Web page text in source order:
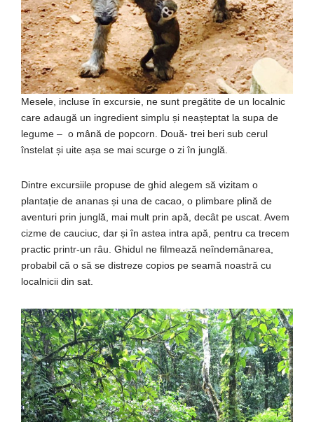
Mesele, incluse în excursie, ne sunt pregătite de un localnic
care adaugă un ingredient simplu și neașteptat la supa de
legume – o mână de popcorn. Două- trei beri sub cerul
înstelat și uite așa se mai scurge o zi în junglă.
Dintre excursiile propuse de ghid alegem să vizitam o
plantație de ananas și una de cacao, o plimbare plină de
aventuri prin junglă, mai mult prin apă, decât pe uscat. Avem
cizme de cauciuc, dar și în astea intra apă, pentru ca trecem
practic printr-un râu. Ghidul ne filmează neîndemânarea,
probabil că o să se distreze copios pe seamă noastră cu
localnicii din sat.